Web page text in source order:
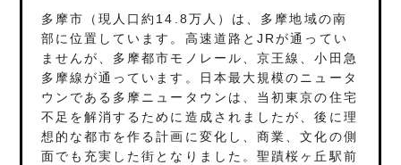
多摩市（現人口約14.8万人）は、多摩地域の南
部に位置しています。高速道路とJRが通ってい
ませんが、多摩都市モノレール、京王線、小田急
多摩線が通っています。日本最大規模のニュータ
ウンである多摩ニュータウンは、当初東京の住宅
不足を解消するために造成されましたが、後に理
想的な都市を作る計画に変化し、商業、文化の側
面でも充実した街となりました。聖蹟桜ヶ丘駅前